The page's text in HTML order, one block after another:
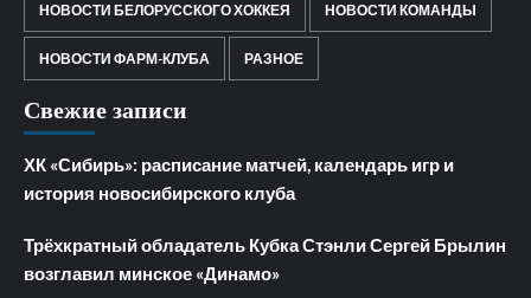
НОВОСТИ БЕЛОРУССКОГО ХОККЕЯ НОВОСТИ КОМАНДЫ
НОВОСТИ ФАРМ-КЛУБА РАЗНОЕ
Свежие записи
ХК «Сибирь»: расписание матчей, календарь игр и
история новосибирского клуба
Трёхкратный обладатель Кубка Стэнли Сергей Брылин
возглавил минское «Динамо»